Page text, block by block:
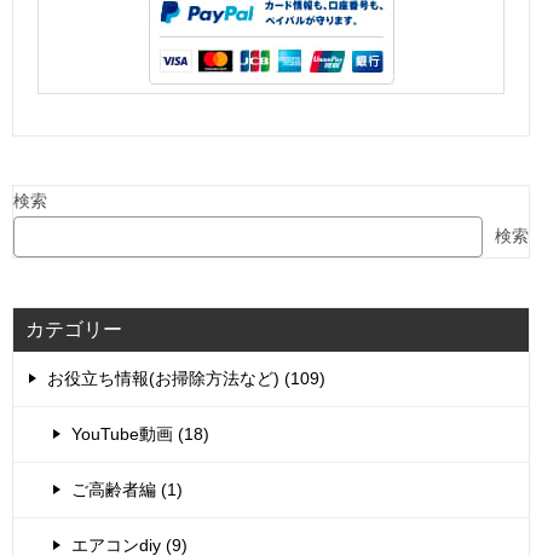
検索
検索
カテゴリー
お役立ち情報(お掃除方法など) (109)
YouTube動画 (18)
ご高齢者編 (1)
エアコンdiy (9)